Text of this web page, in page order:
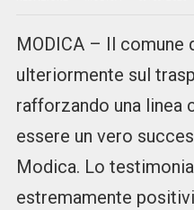
MODICA – Il comune
ulteriormente sul
rafforzando una linea
essere un vero
Modica. Lo
estremamente